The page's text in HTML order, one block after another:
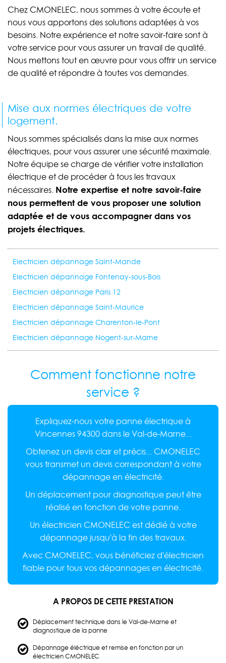
Chez CMONELEC, nous sommes à votre écoute et
nous vous apportons des solutions adaptées à vos
besoins. Notre expérience et notre savoir-faire sont à
votre service pour vous assurer un travail de qualité.
Nous mettons tout en œuvre pour vous offrir un service
de qualité et répondre à toutes vos demandes.
Mise aux normes électriques de votre
logement.
Nous sommes spécialisés dans la mise aux normes
électriques, pour vous assurer une sécurité maximale.
Notre équipe se charge de vérifier votre installation
électrique et de procéder à tous les travaux
nécessaires. Notre expertise et notre savoir-faire
nous permettent de vous proposer une solution
adaptée et de vous accompagner dans vos
projets électriques.
Electricien dépannage Saint-Mande
Electricien dépannage Fontenay-sous-Bois
Electricien dépannage Paris 12
Electricien dépannage Saint-Maurice
Electricien dépannage Charenton-le-Pont
Electricien dépannage Nogent-sur-Marne
Comment fonctionne notre
service ?
Expliquez-nous votre panne électrique à
Vincennes 94300 dans le Val-de-Marne...
Obtenez un devis clair et précis... CMONELEC
vous transmet un devis correspondant à votre
dépannage en électricité.
Un déplacement pour diagnostique peut être
réalisé en fonction de votre panne.
Un électricien CMONELEC est dédié à votre
dépannage jusqu'à la fin des travaux.
Avec CMONELEC, vous bénéficiez d'électricien
fiable pour tous vos dépannages en électricité.
A PROPOS DE CETTE PRESTATION
Déplacement technique dans le Val-de-Marne et
diagnostique de la panne
Dépannage éléctrique et remise en fonction par un
électricien CMONELEC